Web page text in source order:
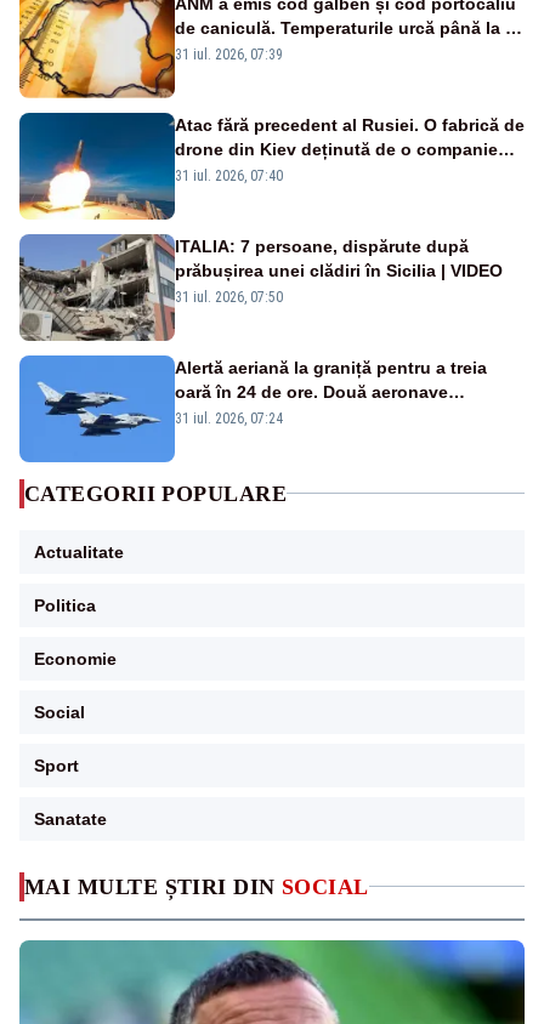
MAI MULTE ȘTIRI DIN SOCIAL
de caniculă. Temperaturile urcă până la 38
de grade, iar nopțile devin tropicale
31 iul. 2026, 07:39
Atac fără precedent al Rusiei. O fabrică de
drone din Kiev deținută de o companie
americană, distrusă de o rachetă
31 iul. 2026, 07:40
ITALIA: 7 persoane, dispărute după
prăbușirea unei clădiri în Sicilia | VIDEO
31 iul. 2026, 07:50
Alertă aeriană la graniță pentru a treia
oară în 24 de ore. Două aeronave
Eurofighter britanice au fost ridicate de la
31 iul. 2026, 07:24
CATEGORII POPULARE
Actualitate
Politica
Economie
Social
Sport
Sanatate